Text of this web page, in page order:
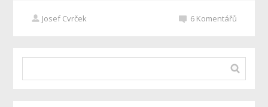
Josef Cvrček 6 Komentářů